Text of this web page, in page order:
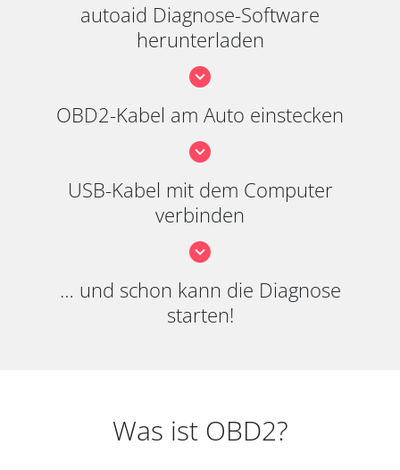
autoaid Diagnose-Software
herunterladen
OBD2-Kabel am Auto einstecken
USB-Kabel mit dem Computer
verbinden
… und schon kann die Diagnose
starten!
Was ist OBD2?